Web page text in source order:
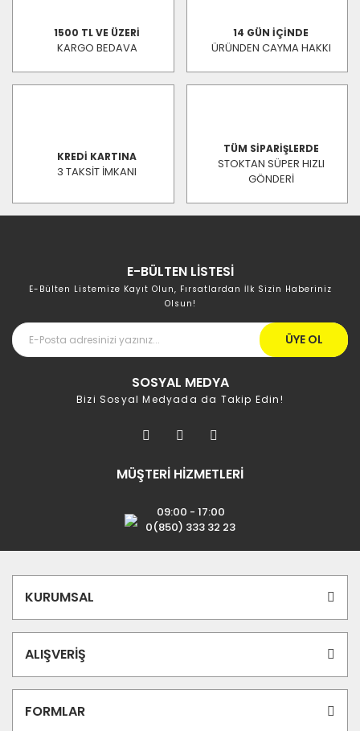
1500 TL VE ÜZERİ
KARGO BEDAVA
14 GÜN İÇİNDE
ÜRÜNDEN CAYMA HAKKI
KREDİ KARTINA
3 TAKSİT İMKANI
TÜM SİPARİŞLERDE
STOKTAN SÜPER HIZLI
GÖNDERİ
E-BÜLTEN LİSTESİ
E-Bülten Listemize Kayıt Olun, Fırsatlardan İlk Sizin Haberiniz
Olsun!
ÜYE OL
SOSYAL MEDYA
Bizi Sosyal Medyada da Takip Edin!
MÜŞTERİ HİZMETLERİ
09:00 - 17:00
0(850) 333 32 23
KURUMSAL
ALIŞVERİŞ
FORMLAR